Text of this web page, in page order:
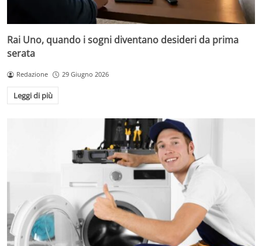
Rai Uno, quando i sogni diventano desideri da prima
serata
Redazione 29 Giugno 2026
Leggi di più